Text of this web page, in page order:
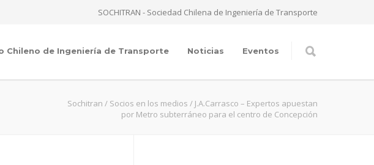
SOCHITRAN - Sociedad Chilena de Ingeniería de Transporte
Chileno de Ingeniería de Transporte Noticias Eventos
Sochitran / Socios en los medios / J.A.Carrasco – Expertos apuestan
por Metro subterráneo para el centro de Concepción